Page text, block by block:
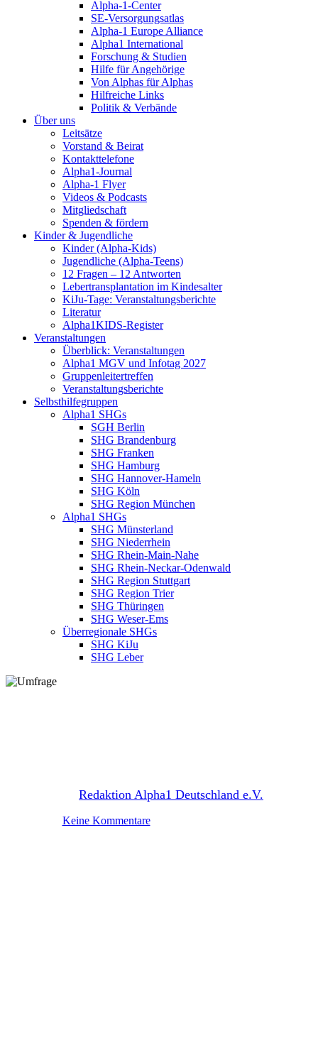
Alpha-1-Center
SE-Versorgungsatlas
Alpha-1 Europe Alliance
Alpha1 International
Forschung & Studien
Hilfe für Angehörige
Von Alphas für Alphas
Hilfreiche Links
Politik & Verbände
Über uns
Leitsätze
Vorstand & Beirat
Kontakttelefone
Alpha1-Journal
Alpha-1 Flyer
Videos & Podcasts
Mitgliedschaft
Spenden & fördern
Kinder & Jugendliche
Kinder (Alpha-Kids)
Jugendliche (Alpha-Teens)
12 Fragen – 12 Antworten
Lebertransplantation im Kindesalter
KiJu-Tage: Veranstaltungsberichte
Literatur
Alpha1KIDS-Register
Veranstaltungen
Überblick: Veranstaltungen
Alpha1 MGV und Infotag 2027
Gruppenleitertreffen
Veranstaltungsberichte
Selbsthilfegruppen
Alpha1 SHGs
SGH Berlin
SHG Brandenburg
SHG Franken
SHG Hamburg
SHG Hannover-Hameln
SHG Köln
SHG Region München
Alpha1 SHGs
SHG Münsterland
SHG Niederrhein
SHG Rhein-Main-Nahe
SHG Rhein-Neckar-Odenwald
SHG Region Stuttgart
SHG Region Trier
SHG Thüringen
SHG Weser-Ems
Überregionale SHGs
SHG KiJu
SHG Leber
Redaktion Alpha1 Deutschland e.V.
Keine Kommentare